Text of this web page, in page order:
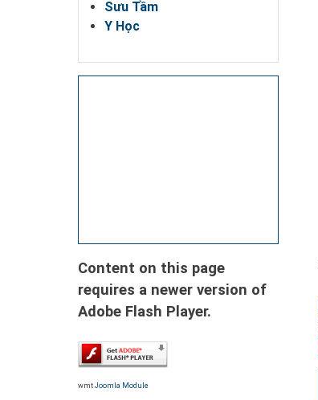
Sưu Tầm
Y Học
Content on this page
requires a newer version of
Adobe Flash Player.
wmt Joomla Module